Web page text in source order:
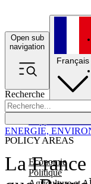
Open sub
navigation
Recherche
POLICY AREAS
Economie
Politique
Français
La
ENERGIE,